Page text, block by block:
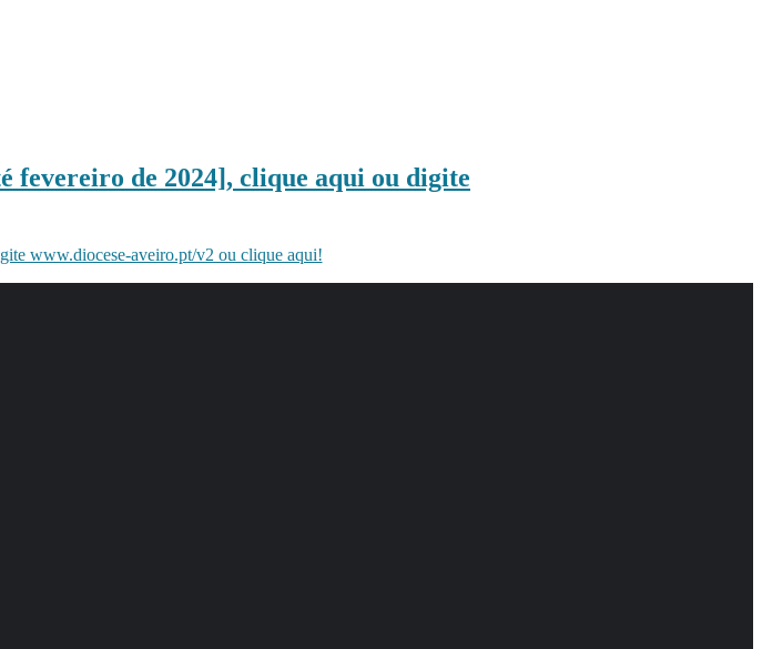
fevereiro de 2024], clique aqui ou digite
www.diocese-aveiro.pt/v2 ou clique aqui!